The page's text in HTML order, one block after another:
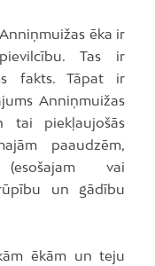
ēka ir
Tas ir
fakts. Tāpat ir
Anniņmuižas
tai piekļaujošās
paaudzēm,
(esošajam vai
un gādību
ēkām un teju